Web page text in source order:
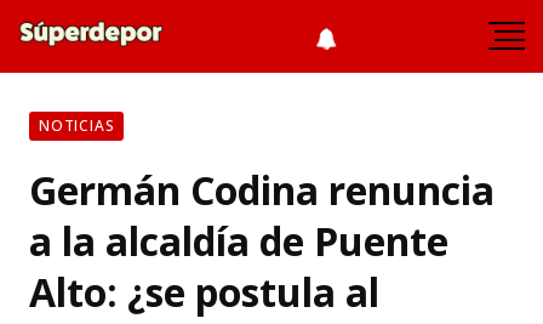
NOTICIAS
Germán Codina renuncia
a la alcaldía de Puente
Alto: ¿se postula al